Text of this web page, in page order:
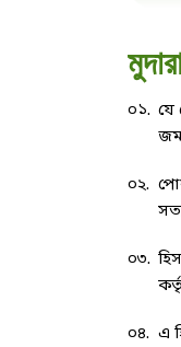
০১. যে
০২.
০৩.
০৪. এ